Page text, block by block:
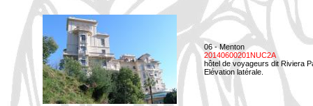
06 - Menton
20140600201NUC2A
hôtel de voyageurs dit Riviera
Elévation latérale.